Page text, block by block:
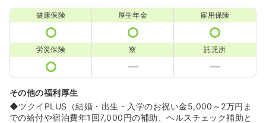
健康保険 厚生年金 雇用保険
労災保険 寮 託児所
その他の福利厚生
◆ツクイPLUS（結婚・出生・入学のお祝い金5,000～2万円ま
での給付や宿泊費年1回7,000円の補助、ヘルスチェック補助と